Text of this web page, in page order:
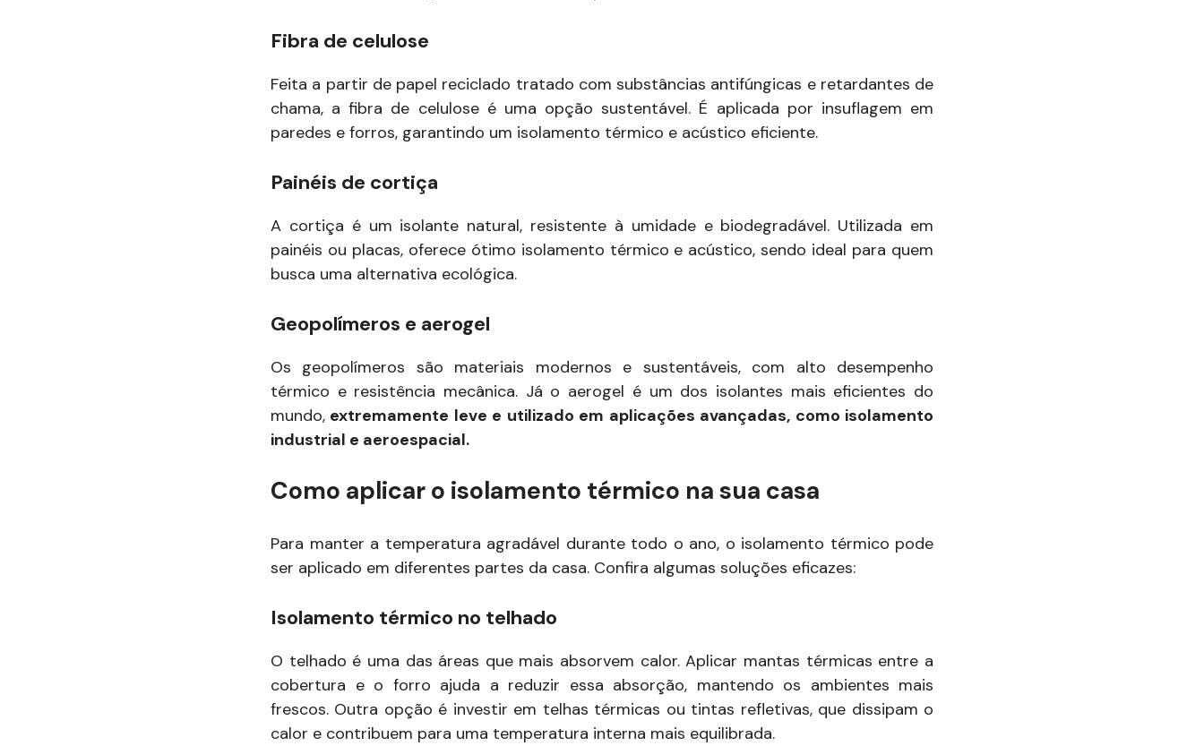
Fibra de celulose
Feita a partir de papel reciclado tratado com substâncias antifúngicas e retardantes de
chama, a fibra de celulose é uma opção sustentável. É aplicada por insuflagem em
paredes e forros, garantindo um isolamento térmico e acústico eficiente.
Painéis de cortiça
A cortiça é um isolante natural, resistente à umidade e biodegradável. Utilizada em
painéis ou placas, oferece ótimo isolamento térmico e acústico, sendo ideal para quem
busca uma alternativa ecológica.
Geopolímeros e aerogel
Os geopolímeros são materiais modernos e sustentáveis, com alto desempenho
térmico e resistência mecânica. Já o aerogel é um dos isolantes mais eficientes do
mundo, extremamente leve e utilizado em aplicações avançadas, como isolamento
industrial e aeroespacial.
Como aplicar o isolamento térmico na sua casa
Para manter a temperatura agradável durante todo o ano, o isolamento térmico pode
ser aplicado em diferentes partes da casa. Confira algumas soluções eficazes:
Isolamento térmico no telhado
O telhado é uma das áreas que mais absorvem calor. Aplicar mantas térmicas entre a
cobertura e o forro ajuda a reduzir essa absorção, mantendo os ambientes mais
frescos. Outra opção é investir em telhas térmicas ou tintas refletivas, que dissipam o
calor e contribuem para uma temperatura interna mais equilibrada.